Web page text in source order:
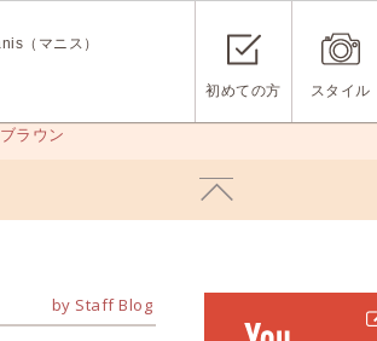
（マニス）
初めての方 スタイル
ラウン
by Staff Blog